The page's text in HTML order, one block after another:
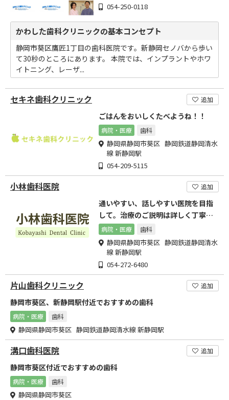
054-250-0118
かわした歯科クリニックの基本コンセプト
静岡市葵区鷹匠1丁目の歯科医院です。新静岡セノバから歩い
て30秒のところにあります。 本院では、インプラントやホワ
イトニング、レーザ...
セキネ歯科クリニック 追加
ごはんをおいしくたべようね！！
病院・医療 歯科
静岡県静岡市葵区 静岡鉄道静岡清水
線 新静岡駅
054-209-5115
小林歯科医院 追加
通いやすい、話しやすい医院を目指
して。治療のご説明は詳しく丁寧
に。
病院・医療 歯科
静岡県静岡市葵区 静岡鉄道静岡清水
線 新静岡駅
054-272-6480
片山歯科クリニック 追加
静岡市葵区、新静岡駅付近でおすすめの歯科
病院・医療 歯科
静岡県静岡市葵区 静岡鉄道静岡清水線 新静岡駅
溝口歯科医院 追加
静岡市葵区付近でおすすめの歯科
病院・医療 歯科
静岡県静岡市葵区